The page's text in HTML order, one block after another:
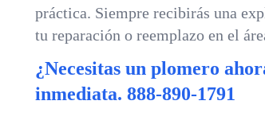
práctica. Siempre recibirás una
tu reparación o reemplazo en el
¿Necesitas un plomero
inmediata. 888-890-1791